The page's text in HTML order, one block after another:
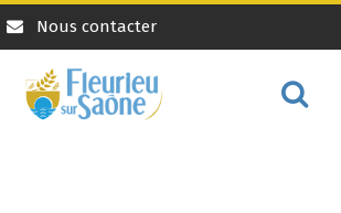
Nous contacter